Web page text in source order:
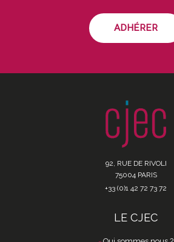
ADHÉRER
92, RUE DE RIVOLI
75004 PARIS
+33 (0)1 42 72 73 72
LE CJEC